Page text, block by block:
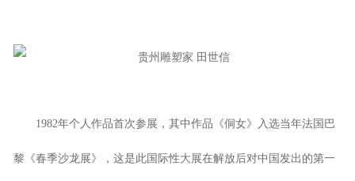
1982年个人作品首次参展，其中作品《侗女》入选当年法国巴
黎《春季沙龙展》，这是此国际性大展在解放后对中国发出的第一